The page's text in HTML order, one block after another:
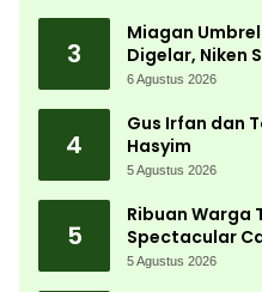
3
Miagan
Digelar, Niken
Ribuan
6 Agustus 2026
4
Gus Irfan dan
Hasyim
5 Agustus 2026
5
Ribuan Warga
Spectacular
Kemerdekaan
5 Agustus 2026